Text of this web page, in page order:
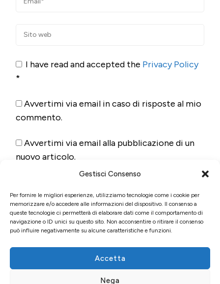
Gestisci Consenso
Per fornire le migliori esperienze, utilizziamo tecnologie come i cookie per
memorizzare e/o accedere alle informazioni del dispositivo. Il consenso a
queste tecnologie ci permetterà di elaborare dati come il comportamento di
navigazione o ID unici su questo sito. Non acconsentire o ritirare il consenso
può influire negativamente su alcune caratteristiche e funzioni.
Accetta
Nega
I have read and accepted the Privacy Policy
*
Avvertimi via email in caso di risposte al mio
commento.
Avvertimi via email alla pubblicazione di un
nuovo articolo.
Blossom Themes